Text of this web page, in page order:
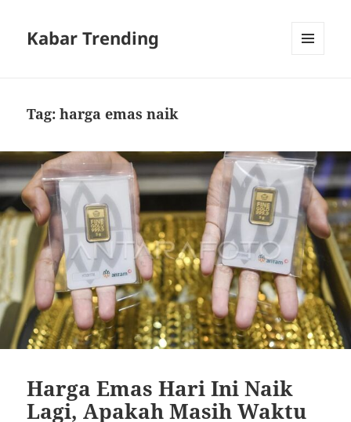
Kabar Trending
Tag:harga emas naik
Harga Emas Hari Ini Naik
Lagi, Apakah Masih Waktu